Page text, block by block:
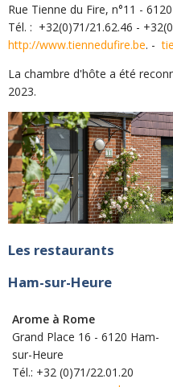
Rue Tienne du Fire, n°11 -
Tél. : +32(0)71/21.62.46 -
http://www.tiennedufire.be. -
La chambre d'hôte a été
2023.
Les restaurants
Ham-sur-Heure
Arome à Rome
Grand Place 16 - 6120 Ham-
sur-Heure
Tél.: +32 (0)71/22.01.20